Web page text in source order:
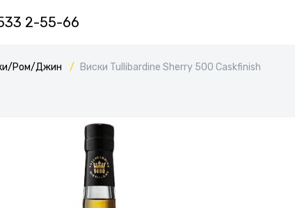
2-55-66
Ром/Джин Виски Tullibardine Sherry 500 Caskfinish